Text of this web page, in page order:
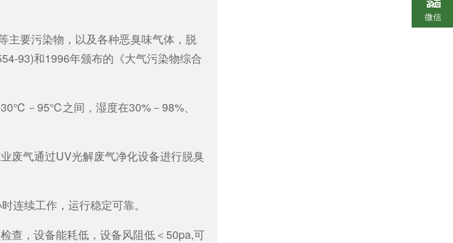
主要污染物，以及各种恶臭味气体，脱
93)和1996年颁布的《大气污染物综合
－95℃之间，湿度在30%－98%、
废气通过UV光解废气净化设备进行脱臭
连续工作，运行稳定可靠。
查，设备能耗低，设备风阻低＜50pa,可
微信